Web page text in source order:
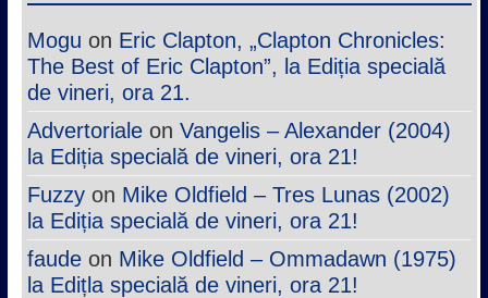
Mogu on Eric Clapton, „Clapton Chronicles:
The Best of Eric Clapton”, la Ediția specială
de vineri, ora 21.
Advertorialeon Vangelis – Alexander (2004)
la Ediția specială de vineri, ora 21!
Fuzzyon Mike Oldfield – Tres Lunas (2002)
la Ediția specială de vineri, ora 21!
faudeon Mike Oldfield – Ommadawn (1975)
la Edițla specială de vineri, ora 21!